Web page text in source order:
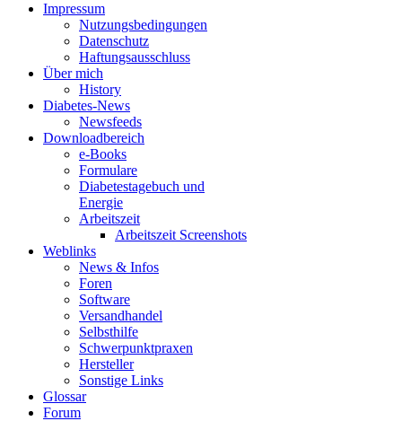
Impressum
Nutzungsbedingungen
Datenschutz
Haftungsausschluss
Über mich
History
Diabetes-News
Newsfeeds
Downloadbereich
e-Books
Formulare
Diabetestagebuch und
Energie
Arbeitszeit
Arbeitszeit Screenshots
Weblinks
News & Infos
Foren
Software
Versandhandel
Selbsthilfe
Schwerpunktpraxen
Hersteller
Sonstige Links
Glossar
Forum